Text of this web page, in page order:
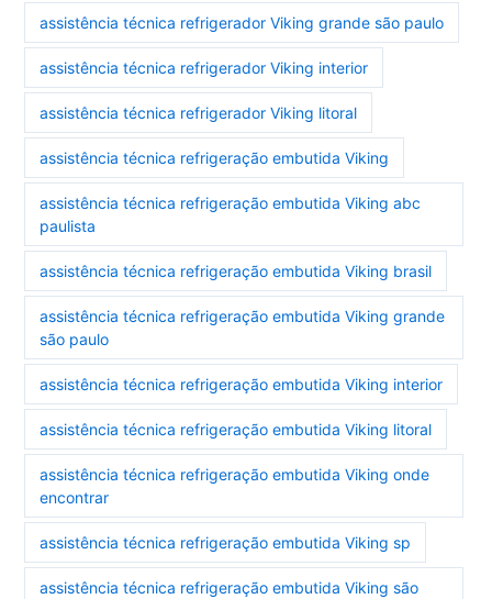
assistência técnica refrigerador Viking grande são paulo
assistência técnica refrigerador Viking interior
assistência técnica refrigerador Viking litoral
assistência técnica refrigeração embutida Viking
assistência técnica refrigeração embutida Viking abc
paulista
assistência técnica refrigeração embutida Viking brasil
assistência técnica refrigeração embutida Viking grande
são paulo
assistência técnica refrigeração embutida Viking interior
assistência técnica refrigeração embutida Viking litoral
assistência técnica refrigeração embutida Viking onde
encontrar
assistência técnica refrigeração embutida Viking sp
assistência técnica refrigeração embutida Viking são